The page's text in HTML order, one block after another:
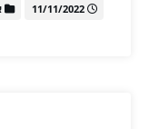
11/11/2022